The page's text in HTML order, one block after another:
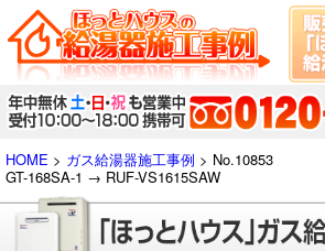
HOME > ガス給湯器施工事例 > No.10853
GT-168SA-1 → RUF-VS1615SAW